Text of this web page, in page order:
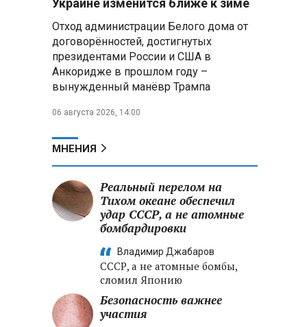
Президент Алжира готовится
к визиту в Беларусь — МИД
Алжира
300 жителей Курской области,
неизвестной
Второй энергоблок БелАЭС
вновь вышел на номинальную
мощность после диагностики
оборудования
Украине изменится ближе к зиме
Отход администрации Белого дома от
договорённостей, достигнутых
президентами России и США в
Анкоридже в прошлом году –
вынужденный манёвр Трампа
06 августа 2026, 14:00
МНЕНИЯ
Реальный перелом на
Тихом океане обеспечил
удар СССР, а не атомные
бомбардировки
Владимир Джабаров
СССР, а не атомные бомбы,
сломил Японию
Безопасность важнее
участия